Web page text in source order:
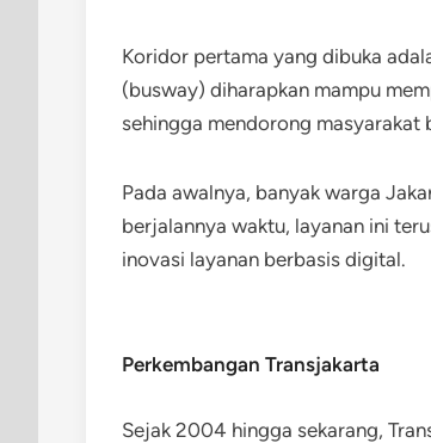
Koridor pertama yang dibuka
(busway) diharapkan mampu
sehingga mendorong masyarakat
Pada awalnya, banyak warga
berjalannya waktu, layanan ini
inovasi layanan berbasis digital.
Perkembangan Transjakarta
Sejak 2004 hingga sekarang,